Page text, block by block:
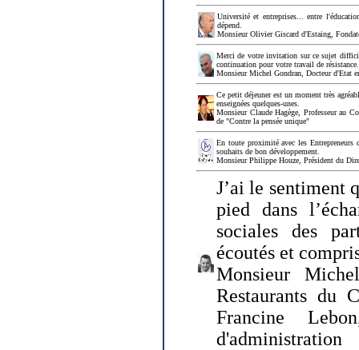
Université et entreprises... entre
dépend.
Monsieur Olivier Giscard d'Estaing,
Merci de votre invitation sur ce sujet
continuation pour votre travail de
Monsieur Michel Gondran, Docteur d'Etat
Ce petit déjeuner est un moment très
enseignées quelques-unes.
Monsieur Claude Hagège, Professeur au
de "Contre la pensée unique"
En toute proximité avec les
souhaits de bon développement.
Monsieur Philippe Houze, Président du
J’ai le sentiment
pied dans
sociales des
écoutés et
Monsieur
Restaurants du
Francine
d'administration